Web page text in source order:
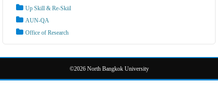
Up Skill & Re-Skiil
AUN-QA
Office of Research
©2026 North Bangkok University